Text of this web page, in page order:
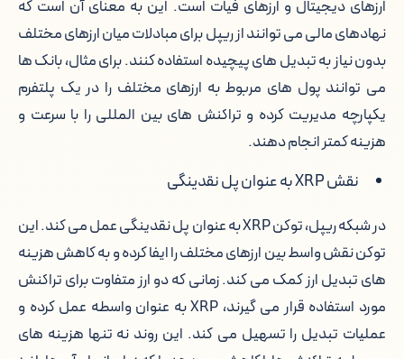
ارزهای دیجیتال و ارزهای فیات است. این به معنای آن است که
نهادهای مالی می توانند از ریپل برای مبادلات میان ارزهای مختلف
بدون نیاز به تبدیل های پیچیده استفاده کنند. برای مثال، بانک ها
می توانند پول های مربوط به ارزهای مختلف را در یک پلتفرم
یکپارچه مدیریت کرده و تراکنش های بین المللی را با سرعت و
هزینه کمتر انجام دهند.
نقش XRP به عنوان پل نقدینگی
در شبکه ریپل، توکن XRP به عنوان پل نقدینگی عمل می کند. این
توکن نقش واسط بین ارزهای مختلف را ایفا کرده و به کاهش هزینه
های تبدیل ارز کمک می کند. زمانی که دو ارز متفاوت برای تراکنش
مورد استفاده قرار می گیرند، XRP به عنوان واسطه عمل کرده و
عملیات تبدیل را تسهیل می کند. این روند نه تنها هزینه های